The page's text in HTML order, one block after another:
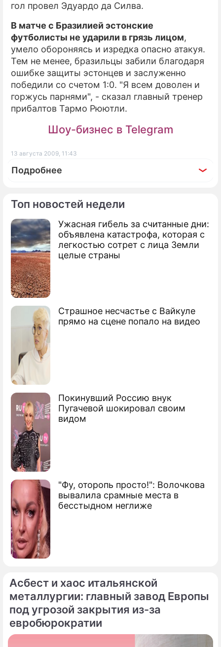
Топ новостей недели
Ужасная гибель за считанные дни:
объявлена катастрофа, которая с
легкостью сотрет с лица Земли
целые страны
Страшное несчастье с Вайкуле
прямо на сцене попало на видео
Покинувший Россию внук
Пугачевой шокировал своим
видом
"Фу, оторопь просто!": Волочкова
вывалила срамные места в
бесстыдном неглиже
гол провел Эдуардо да Силва.
В матче с Бразилией эстонские
футболисты не ударили в грязь лицом,
умело обороняясь и изредка опасно атакуя.
Тем не менее, бразильцы забили благодаря
ошибке защиты эстонцев и заслуженно
победили со счетом 1:0. "Я всем доволен и
горжусь парнями", - сказал главный тренер
прибалтов Тармо Рюютли.
Шоу-бизнес в Telegram
13 августа 2009, 11:43
Подробнее
По теме
Продолжение: Аршавин назвал
причины поражения
Марадона расстроил Гуса Хиддинка
Павлюченко испортил планы Марадоны
в Москве
Марадона показал свой нрав в Москве
Сюжеты
Футбол
Асбест и хаос итальянской
металлургии: главный завод Европы
под угрозой закрытия из-за
евробюрократии